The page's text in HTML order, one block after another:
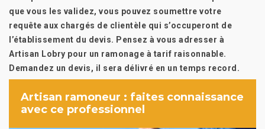
que vous les validez, vous pouvez soumettre votre
requête aux chargés de clientèle qui s’occuperont de
l’établissement du devis. Pensez à vous adresser à
Artisan Lobry pour un ramonage à tarif raisonnable.
Demandez un devis, il sera délivré en un temps record.
Artisan ramoneur : faites connaissance
avec ce professionnel